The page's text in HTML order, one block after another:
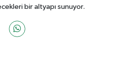
bir altyapı sunuyor.